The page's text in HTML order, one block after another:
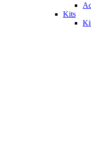
Kits